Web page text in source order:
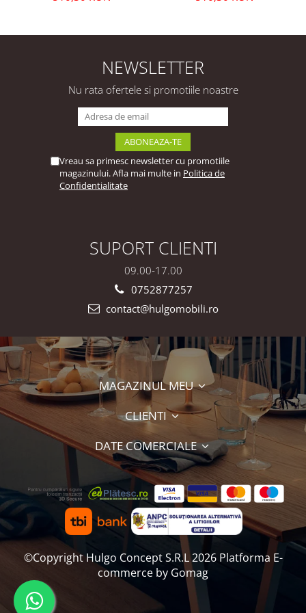
Baie Modern, Premium,
Personalizabil - Hulgo
Baie Modern, Premium,
Personalizabil - Hulgo
NEWSLETTER
Nu rata ofertele si promotiile noastre
Vreau sa primesc newsletter cu promotiile
magazinului. Afla mai multe in Politica de
Confidentialitate
SUPORT CLIENTI
09.00-17.00
0752877257
contact@hulgomobili.ro
MAGAZINUL MEU
CLIENTI
DATE COMERCIALE
©Copyright Hulgo Concept S.R.L 2026 Platforma E-
commerce by Gomag